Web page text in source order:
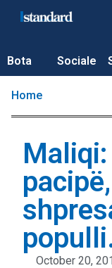
Bota Sociale
Home
October 20,